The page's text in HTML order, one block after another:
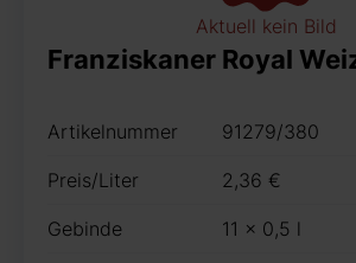
Aktuell kein Bild
Franziskaner Royal
Artikelnummer 91279/380
Preis/Liter 2,36 €
Gebinde 11 x 0,5 l